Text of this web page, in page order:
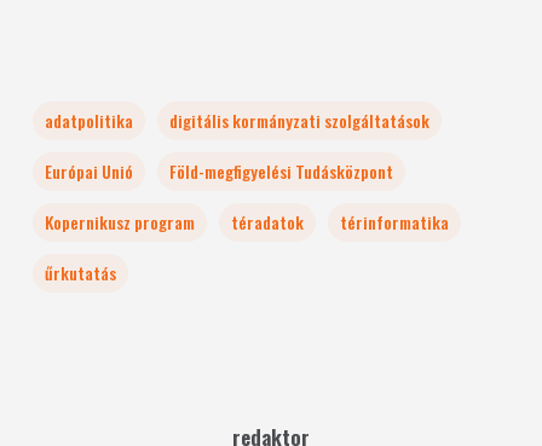
adatpolitika
digitális kormányzati szolgáltatások
Európai Unió
Föld-megfigyelési Tudásközpont
Kopernikusz program
téradatok
térinformatika
űrkutatás
redaktor